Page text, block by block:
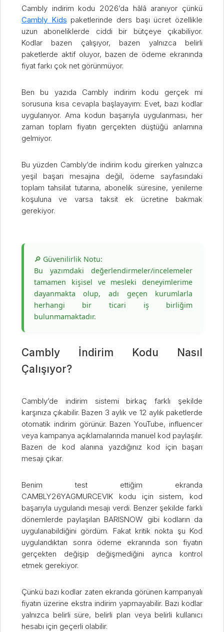
Cambly indirim kodu 2026’da hâlâ aranıyor çünkü
Cambly Kids paketlerinde ders başı ücret özellikle
uzun aboneliklerde ciddi bir bütçeye çıkabiliyor.
Kodlar bazen çalışıyor, bazen yalnızca belirli
paketlerde aktif oluyor, bazen de ödeme ekranında
fiyat farkı çok net görünmüyor.
Ben bu yazıda Cambly indirim kodu gerçek mi
sorusuna kısa cevapla başlayayım: Evet, bazı kodlar
uygulanıyor. Ama kodun başarıyla uygulanması, her
zaman toplam fiyatın gerçekten düştüğü anlamına
gelmiyor.
Bu yüzden Cambly’de indirim kodu girerken yalnızca
yeşil başarı mesajına değil, ödeme sayfasındaki
toplam tahsilat tutarına, abonelik süresine, yenileme
koşuluna ve varsa taksit ek ücretine bakmak
gerekiyor.
🔎 Güvenilirlik Notu:
Bu yazımdaki değerlendirmeler/incelemeler
tamamen kişisel ve mesleki deneyimlerime
dayanmakta olup, adı geçen kurumlarla
herhangi bir ticari iş birliğim
bulunmamaktadır.
Cambly İndirim Kodu Nasıl
Çalışıyor?
Cambly’de indirim sistemi birkaç farklı şekilde
karşınıza çıkabilir. Bazen 3 aylık ve 12 aylık paketlerde
otomatik indirim görünür. Bazen YouTube, influencer
veya kampanya açıklamalarında manuel kod paylaşılır.
Bazen de kod alanına yazdığınız kod için başarı
mesajı çıkar.
Benim test ettiğim ekranda
CAMBLY26YAGMURCEVIK kodu için sistem, kod
başarıyla uygulandı mesajı verdi. Benzer şekilde farklı
dönemlerde paylaşılan BARISNOW gibi kodların da
uygulanabildiğini gördüm. Fakat kritik nokta şu Kod
uygulandıktan sonra ödeme ekranında son fiyatın
gerçekten değişip değişmediğini ayrıca kontrol
etmek gerekiyor.
Çünkü bazı kodlar zaten ekranda görünen kampanyalı
fiyatın üzerine ekstra indirim yapmayabilir. Bazı kodlar
yalnızca belirli süre, belirli plan veya belirli kullanıcı
hesabı için geçerli olabilir.